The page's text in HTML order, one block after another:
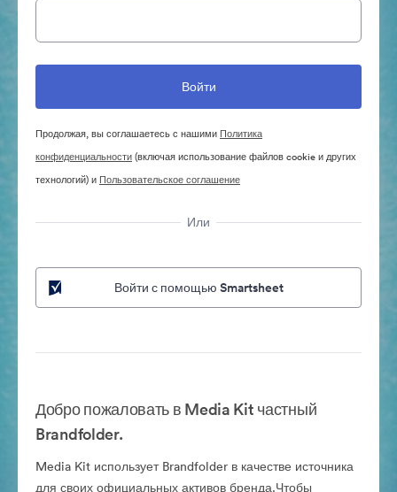
Продолжая, вы соглашаетесь с нашими Политика
конфиденциальности(включая использование файлов cookie и других
технологий) и Пользовательское соглашение
Или
Войти с помощью Smartsheet
Добро пожаловать в Media Kit частный
Brandfolder.
Media Kit использует Brandfolder в качестве источника
для своих официальных активов бренда.Чтобы